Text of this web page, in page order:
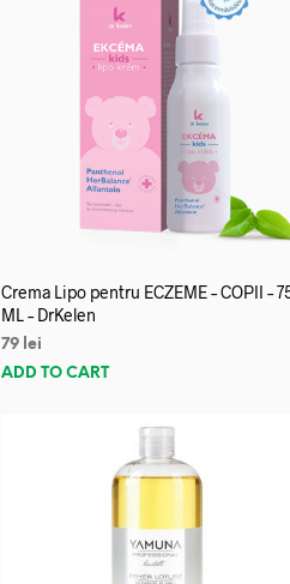
Crema Lipo pentru ECZEME – COPII –
ML – DrKelen
79 lei
ADD TO CART